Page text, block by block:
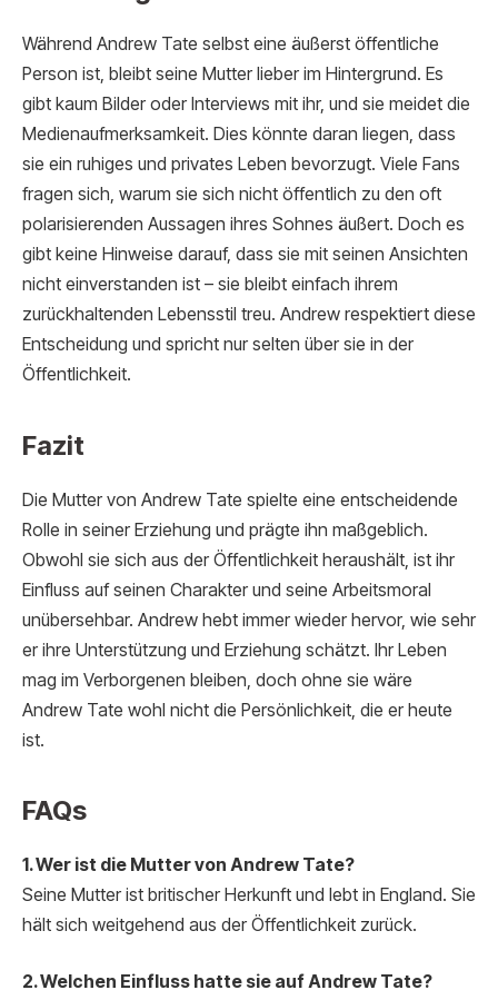
Während Andrew Tate selbst eine äußerst öffentliche
Person ist, bleibt seine Mutter lieber im Hintergrund. Es
gibt kaum Bilder oder Interviews mit ihr, und sie meidet die
Medienaufmerksamkeit. Dies könnte daran liegen, dass
sie ein ruhiges und privates Leben bevorzugt. Viele Fans
fragen sich, warum sie sich nicht öffentlich zu den oft
polarisierenden Aussagen ihres Sohnes äußert. Doch es
gibt keine Hinweise darauf, dass sie mit seinen Ansichten
nicht einverstanden ist – sie bleibt einfach ihrem
zurückhaltenden Lebensstil treu. Andrew respektiert diese
Entscheidung und spricht nur selten über sie in der
Öffentlichkeit.
Fazit
Die Mutter von Andrew Tate spielte eine entscheidende
Rolle in seiner Erziehung und prägte ihn maßgeblich.
Obwohl sie sich aus der Öffentlichkeit heraushält, ist ihr
Einfluss auf seinen Charakter und seine Arbeitsmoral
unübersehbar. Andrew hebt immer wieder hervor, wie sehr
er ihre Unterstützung und Erziehung schätzt. Ihr Leben
mag im Verborgenen bleiben, doch ohne sie wäre
Andrew Tate wohl nicht die Persönlichkeit, die er heute
ist.
FAQs
1. Wer ist die Mutter von Andrew Tate?
Seine Mutter ist britischer Herkunft und lebt in England. Sie
hält sich weitgehend aus der Öffentlichkeit zurück.
2. Welchen Einfluss hatte sie auf Andrew Tate?